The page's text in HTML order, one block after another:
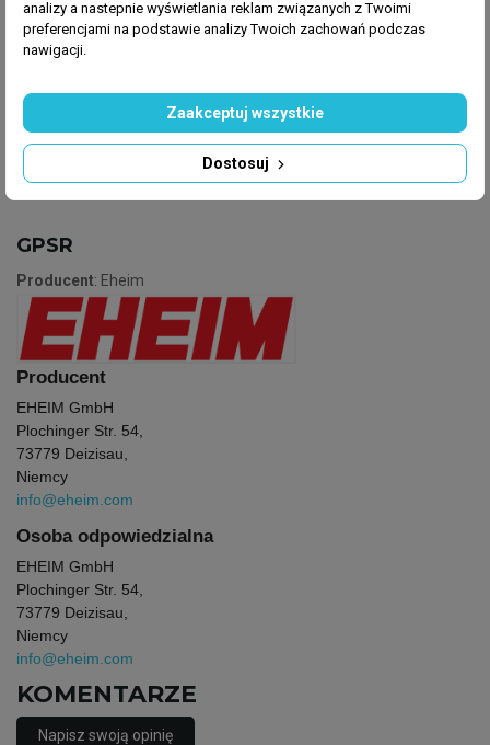
Eheim Jager 100W dedykowana jest do zbiorników o
litrażu 100-150 litrów. A jej długość całkowita to 31,9
GPSR
Producent: Eheim
Producent
EHEIM GmbH
Plochinger Str. 54,
73779 Deizisau,
Niemcy
info@eheim.com
Osoba odpowiedzialna
EHEIM GmbH
Plochinger Str. 54,
73779 Deizisau,
Niemcy
info@eheim.com
KOMENTARZE
Napisz swoją opinię
analizy a nastepnie wyświetlania reklam związanych z Twoimi
preferencjami na podstawie analizy Twoich zachowań podczas
nawigacji.
Dostosuj
Zaakceptuj wszystkie